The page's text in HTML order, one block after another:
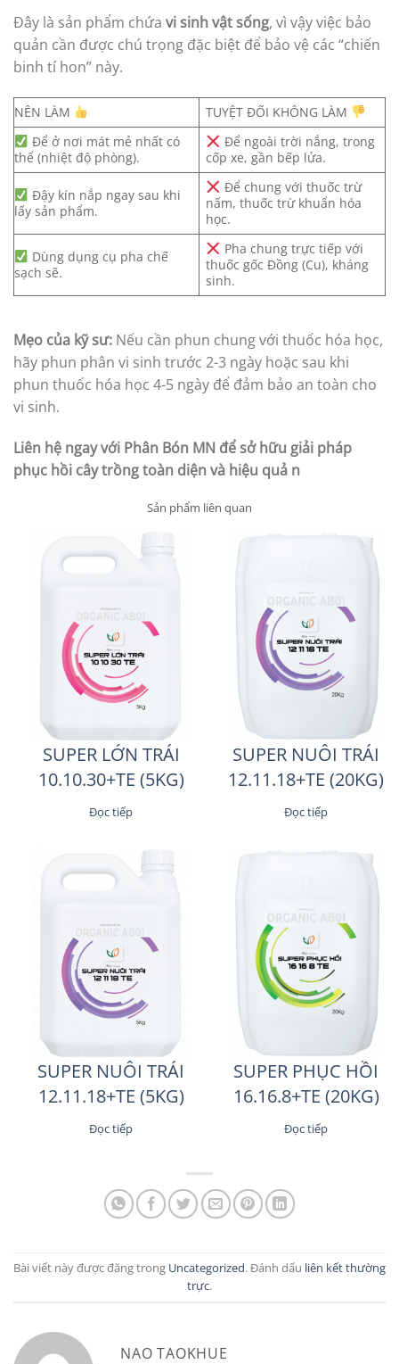
Đây là sản phẩm chứa vi sinh vật sống, vì vậy việc bảo
quản cần được chú trọng đặc biệt để bảo vệ các “chiến
binh tí hon” này.
NÊN LÀM
TUYỆT ĐỐI KHÔNG LÀM
Để ở nơi mát mẻ nhất có
thể (nhiệt độ phòng).
Để ngoài trời nắng, trong
cốp xe, gần bếp lửa.
Đậy kín nắp ngay sau khi
lấy sản phẩm.
Để chung với thuốc trừ
nấm, thuốc trừ khuẩn hóa
học.
Dùng dụng cụ pha chế
sạch sẽ.
Pha chung trực tiếp với
thuốc gốc Đồng (Cu), kháng
sinh.
Mẹo của kỹ sư: Nếu cần phun chung với thuốc hóa học,
hãy phun phân vi sinh trước 2-3 ngày hoặc sau khi
phun thuốc hóa học 4-5 ngày để đảm bảo an toàn cho
vi sinh.
Liên hệ ngay với Phân Bón MN để sở hữu giải pháp
phục hồi cây trồng toàn diện và hiệu quả n
Sản phẩm liên quan
SUPER LỚN TRÁI
10.10.30+TE (5KG)
Đọc tiếp
SUPER NUÔI TRÁI
12.11.18+TE (20KG)
Đọc tiếp
SUPER NUÔI TRÁI
12.11.18+TE (5KG)
Đọc tiếp
SUPER PHỤC HỒI
16.16.8+TE (20KG)
Đọc tiếp
Bài viết này được đăng trong Uncategorized. Đánh dấu liên kết thường
trực.
NAO TAOKHUE